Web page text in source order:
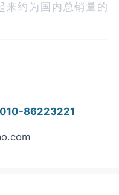
来约为国内总销量的
010-86223221